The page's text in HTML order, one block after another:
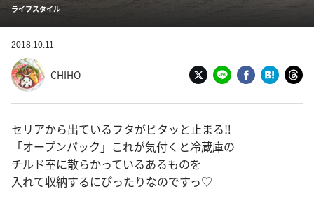
ライフスタイル
2018.10.11
CHIHO
セリアから出ているフタがピタッと止まる‼︎
「オープンパック」これが気付くと冷蔵庫の
チルド室に散らかっているあるものを
入れて収納するにぴったりなのですっ♡